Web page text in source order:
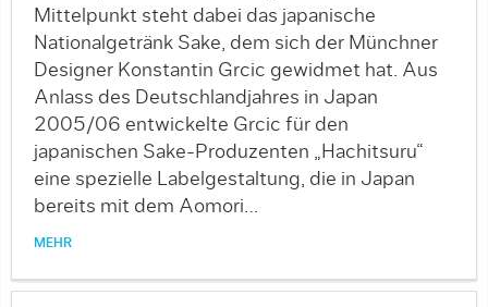
Mittelpunkt steht dabei das japanische
Nationalgetränk Sake, dem sich der Münchner
Designer Konstantin Grcic gewidmet hat. Aus
Anlass des Deutschlandjahres in Japan
2005/06 entwickelte Grcic für den
japanischen Sake-Produzenten „Hachitsuru“
eine spezielle Labelgestaltung, die in Japan
bereits mit dem Aomori…
MEHR